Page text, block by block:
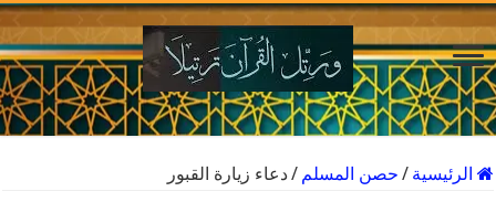
الرئيسية / حصن المسلم / دعاء زيارة القبور